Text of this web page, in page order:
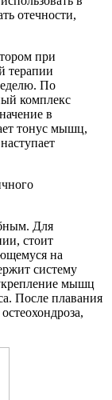
отечности,
при
терапии
По
комплекс
в
тонус мышц,
Для
стоит
на
систему
мышц
После плавания